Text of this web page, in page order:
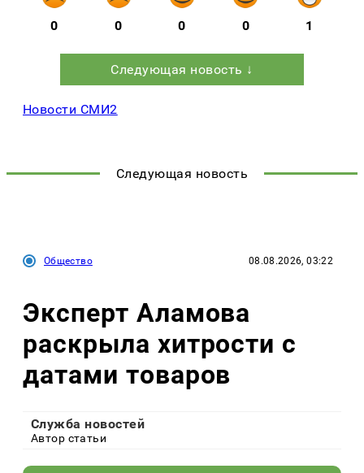
0 0 0 0 1
Следующая новость ↓
Новости СМИ2
Следующая новость
Общество 08.08.2026, 03:22
Эксперт Аламова
раскрыла хитрости с
датами товаров
Служба новостей
Автор статьи